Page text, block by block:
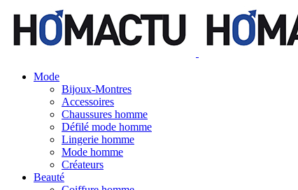
Mode
Bijoux-Montres
Accessoires
Chaussures homme
Défilé mode homme
Lingerie homme
Mode homme
Créateurs
Beauté